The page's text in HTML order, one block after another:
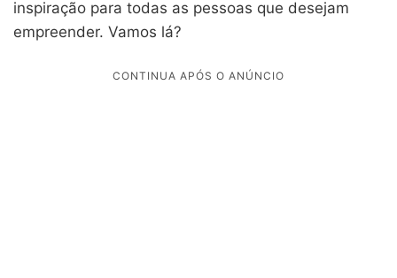
inspiração para todas as pessoas que desejam
empreender. Vamos lá?